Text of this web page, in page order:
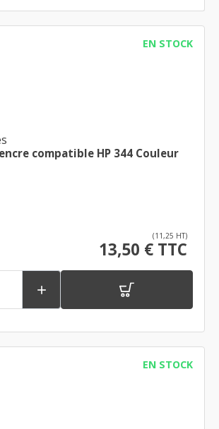
EN STOCK
compatible HP 344 Couleur
(11,25 HT)
13,50 € TTC

EN STOCK